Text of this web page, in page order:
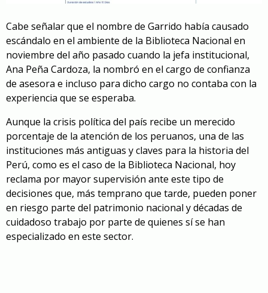
Cabe señalar que el nombre de Garrido había causado
escándalo en el ambiente de la Biblioteca Nacional en
noviembre del año pasado cuando la jefa institucional,
Ana Peña Cardoza, la nombró en el cargo de confianza
de asesora e incluso para dicho cargo no contaba con la
experiencia que se esperaba.
Aunque la crisis política del país recibe un merecido
porcentaje de la atención de los peruanos, una de las
instituciones más antiguas y claves para la historia del
Perú, como es el caso de la Biblioteca Nacional, hoy
reclama por mayor supervisión ante este tipo de
decisiones que, más temprano que tarde, pueden poner
en riesgo parte del patrimonio nacional y décadas de
cuidadoso trabajo por parte de quienes sí se han
especializado en este sector.